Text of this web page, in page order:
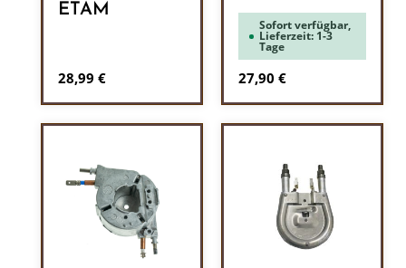
ETAM
Regulärer Preis:
28,99 €
Sofort verfügbar,
Lieferzeit: 1-3
Tage
Regulärer Preis:
27,90 €